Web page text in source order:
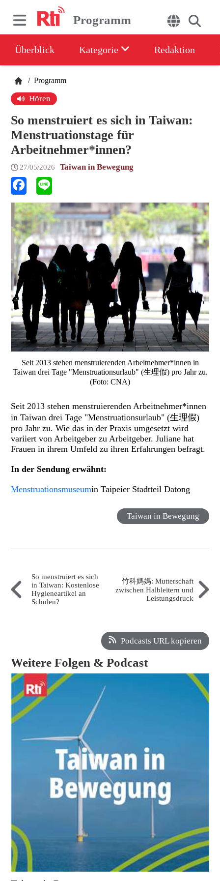
Programm
Überblick Kategorie Redaktion
/ Programm
Hören
So menstruiert es sich in Taiwan:
Menstruationstage für
Arbeitnehmer*innen?
27/05/2026 Taiwan in Bewegung
Seit 2013 stehen menstruierenden Arbeitnehmer*innen in
Taiwan drei Tage "Menstruationsurlaub" (生理假) pro Jahr zu.
(Foto: CNA)
Seit 2013 stehen menstruierenden Arbeitnehmer*innen
in Taiwan drei Tage "Menstruationsurlaub" (生理假)
pro Jahr zu. Wie das in der Praxis umgesetzt wird
variiert von Arbeitgeber zu Arbeitgeber. Juliane hat
Frauen in ihrem Umfeld zu ihren Erfahrungen befragt.
In der Sendung erwähnt:
Menstruationsmuseumin Taipeier Stadtteil Datong
Taiwan in Bewegung
So menstruiert es sich
in Taiwan: Kostenlose
Hygieneartikel an
Schulen?
竹科媽媽: Mutterschaft
zwischen Halbleitern und
Leistungsdruck
Podcasts URL kopieren
Weitere Folgen & Podcast